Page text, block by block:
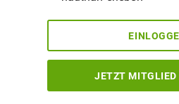
JETZT MITGLIED